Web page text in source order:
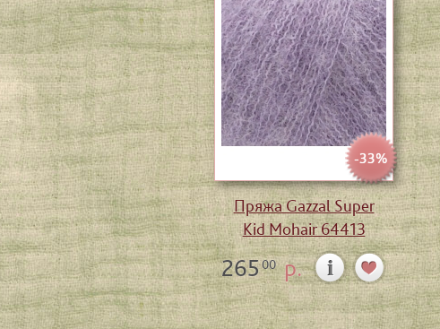
-33%
Пряжа Gazzal Super
Kid Mohair 64413
26500р.